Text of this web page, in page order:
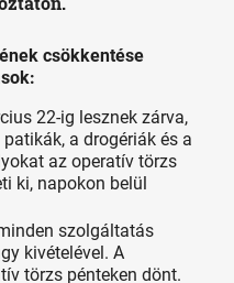
csökkentése
22-ig lesznek zárva,
a drogériák és a
az operatív törzs
ki, napokon belül
szolgáltatás
kivételével. A
törzs pénteken dönt.